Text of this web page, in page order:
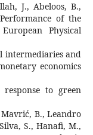
J., Abeloos, B.,
of the
Physical
intermediaries and
economics
to green
Mavrić, B., Leandro
S., Hanafi, M.,